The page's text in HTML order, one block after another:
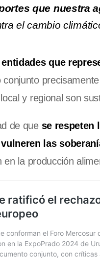
que nuestra
el cambio
entidades que
y regional son
de que se respeten
las
la producción